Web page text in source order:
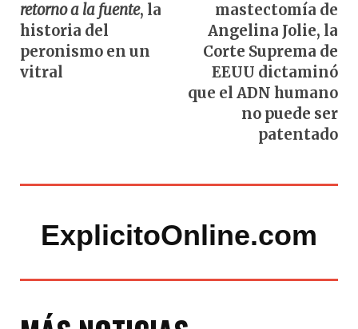
retorno a la fuente, la
historia del
peronismo en un
vitral
mastectomía de
Angelina Jolie, la
Corte Suprema de
EEUU dictaminó
que el ADN humano
no puede ser
patentado
ExplicitoOnline.com